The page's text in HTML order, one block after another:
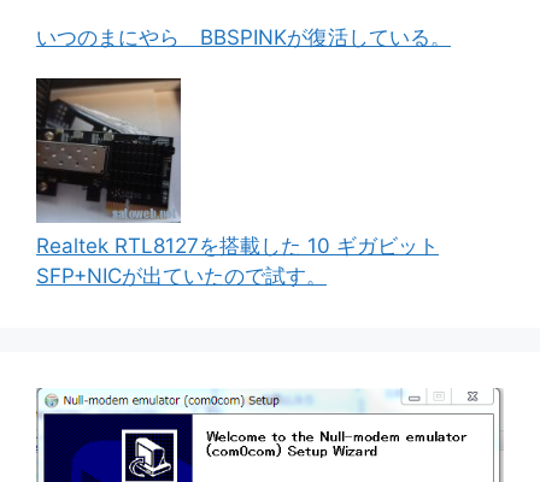
いつのまにやら BBSPINKが復活している。
Realtek RTL8127を搭載した 10 ギガビット
SFP+NICが出ていたので試す。